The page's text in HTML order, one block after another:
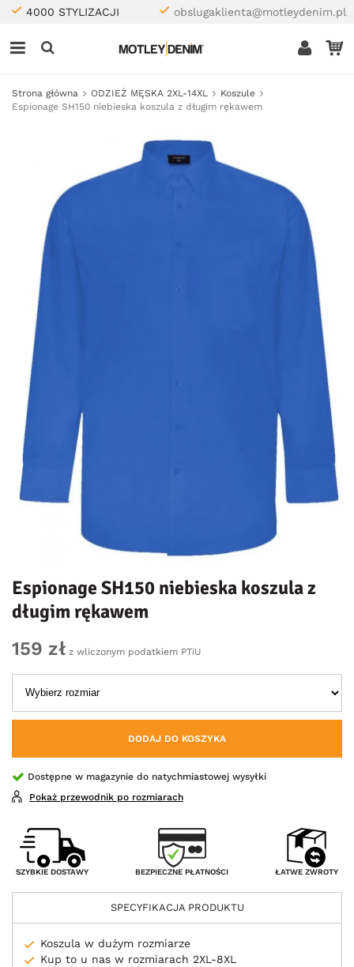
4000 STYLIZACJI obslugaklienta@motleydenim.pl
Strona główna ODZIEŻ MĘSKA 2XL-14XL
Koszule
Espionage SH150 niebieska koszula z długim rękawem
Espionage SH150 niebieska koszula z
długim rękawem
159 zł z wliczonym podatkiem PTiU
DODAJ DO KOSZYKA
Dostępne w magazynie do natychmiastowej wysyłki
Pokaż przewodnik po rozmiarach
SZYBKIE DOSTAWY BEZPIECZNE PŁATNOŚCI ŁATWE ZWROTY
SPECYFIKACJA PRODUKTU
Koszula w dużym rozmiarze
Kup to u nas w rozmiarach 2XL-8XL